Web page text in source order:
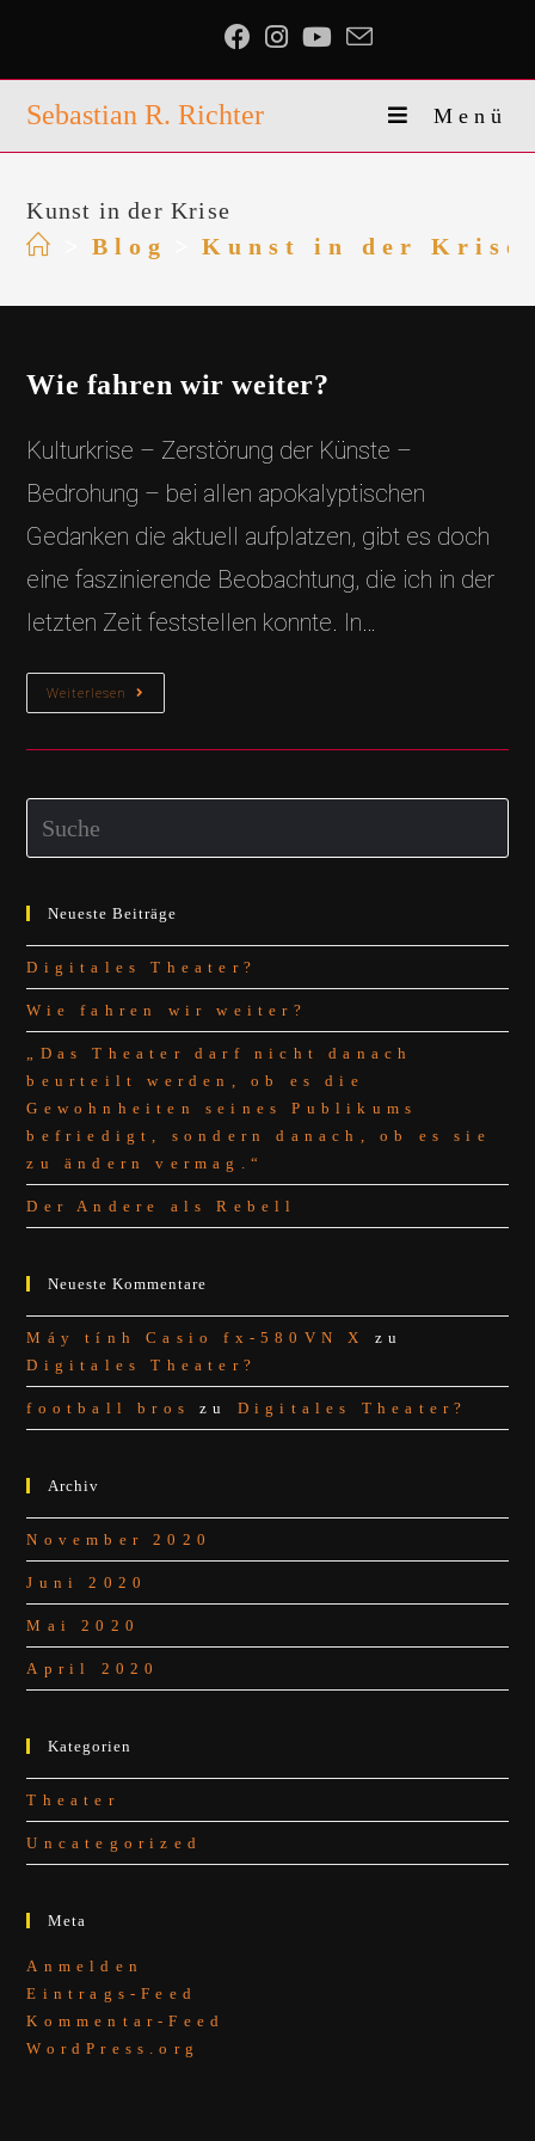
Sebastian R. Richter Menü
Kunst in der Krise
Blog Kunst in der Krise
Wie fahren wir weiter?
Kulturkrise – Zerstörung der Künste –
Bedrohung – bei allen apokalyptischen
Gedanken die aktuell aufplatzen, gibt es doch
eine faszinierende Beobachtung, die ich in der
letzten Zeit feststellen konnte. In…
Weiterlesen
Wie
Fahren
this
Neueste Beiträge
Digitales Theater?
Wie fahren wir weiter?
„Das Theater darf nicht danach
beurteilt werden, ob es die
Gewohnheiten seines Publikums
befriedigt, sondern danach, ob es sie
zu ändern vermag.“
Der Andere als Rebell
Neueste Kommentare
Máy tính Casio fx-580VN X
zu
Digitales Theater?
football bros zu Digitales Theater?
Archiv
November 2020
Juni 2020
Mai 2020
April 2020
Kategorien
Theater
Uncategorized
Meta
Anmelden
Eintrags-Feed
Kommentar-Feed
WordPress.org